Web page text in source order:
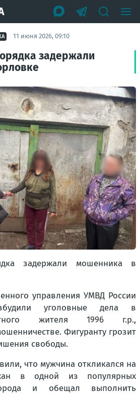
11 июня 2026, 09:10
задержали
задержали мошенника в
управления УМВД России
уголовные дела в
жителя 1996 г.р.,
Фигуранту грозит
свободы.
что мужчина откликался на
в одной из популярных
и обещал выполнить